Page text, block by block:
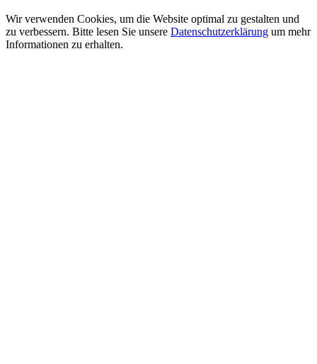
Wir verwenden Cookies, um die Website optimal zu gestalten und
zu verbessern. Bitte lesen Sie unsere Datenschutzerklärung um mehr
Informationen zu erhalten.